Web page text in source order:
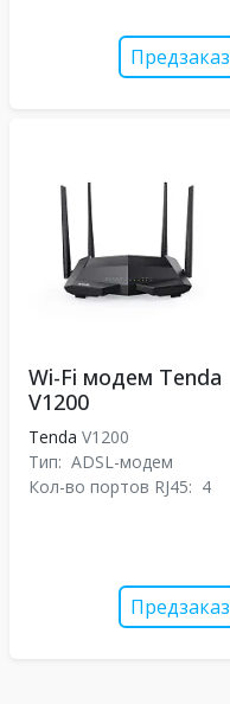
Предзаказ
Wi-Fi модем Tenda
V1200
Tenda V1200
Тип: ADSL-модем
Кол-во портов RJ45: 4
Предзаказ